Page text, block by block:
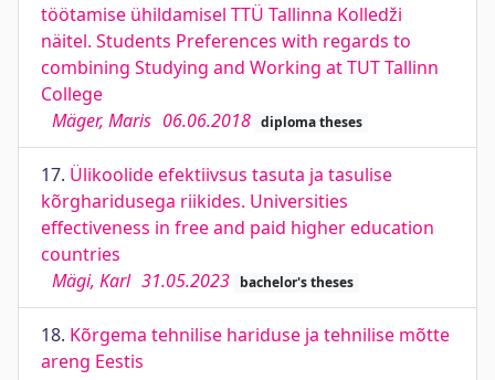
töötamise ühildamisel TTÜ Tallinna Kolledži
näitel. Students Preferences with regards to
combining Studying and Working at TUT Tallinn
College
Mäger, Maris 06.06.2018 diploma theses
17. Ülikoolide efektiivsus tasuta ja tasulise
kõrgharidusega riikides. Universities
effectiveness in free and paid higher education
countries
Mägi, Karl 31.05.2023 bachelor's theses
18. Kõrgema tehnilise hariduse ja tehnilise mõtte
areng Eestis